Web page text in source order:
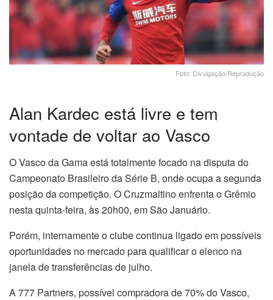
Foto: Divulgação/Reprodução
Alan Kardec está livre e tem
vontade de voltar ao Vasco
O Vasco da Gama está totalmente focado na disputa do
Campeonato Brasileiro da Série B, onde ocupa a segunda
posição da competição. O Cruzmaltino enfrenta o Grêmio
nesta quinta-feira, às 20h00, em São Januário.
Porém, internamente o clube continua ligado em possíveis
oportunidades no mercado para qualificar o elenco na
janela de transferências de julho.
A 777 Partners, possível compradora de 70% do Vasco,